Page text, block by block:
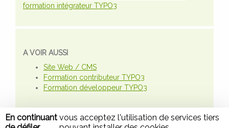
formation intégrateur TYPO3
A VOIR AUSSI
Site Web / CMS
Formation contributeur TYPO3
Formation développeur TYPO3
En continuant vous acceptez l'utilisation de services tiers